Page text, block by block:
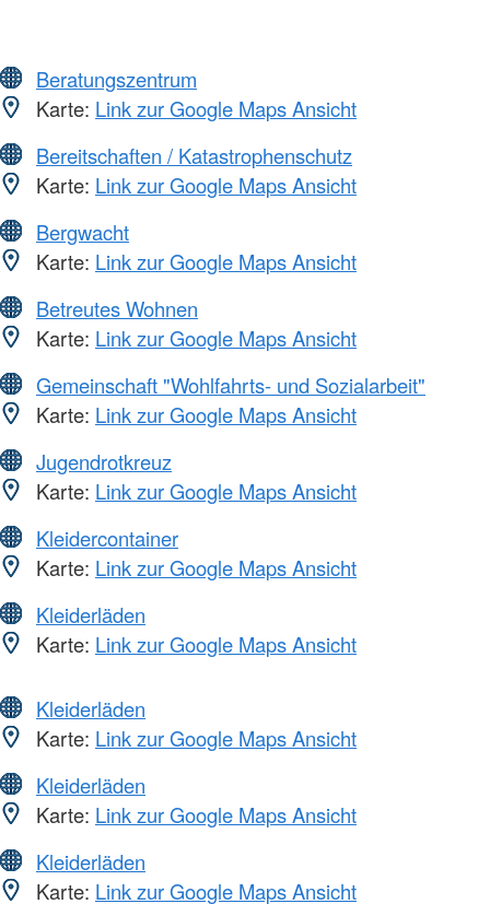
Beratungszentrum
Karte: Link zur Google Maps Ansicht
Bereitschaften / Katastrophenschutz
Karte: Link zur Google Maps Ansicht
Bergwacht
Karte: Link zur Google Maps Ansicht
Betreutes Wohnen
Karte: Link zur Google Maps Ansicht
Gemeinschaft "Wohlfahrts- und Sozialarbeit"
Karte: Link zur Google Maps Ansicht
Jugendrotkreuz
Karte: Link zur Google Maps Ansicht
Kleidercontainer
Karte: Link zur Google Maps Ansicht
Kleiderläden
Karte: Link zur Google Maps Ansicht
Kleiderläden
Karte: Link zur Google Maps Ansicht
Kleiderläden
Karte: Link zur Google Maps Ansicht
Kleiderläden
Karte: Link zur Google Maps Ansicht